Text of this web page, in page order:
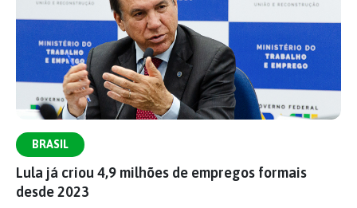
BRASIL
Lula já criou 4,9 milhões de empregos formais
desde 2023